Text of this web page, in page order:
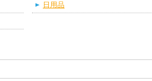
日用品